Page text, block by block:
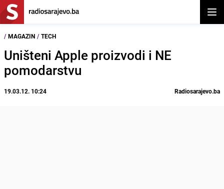
/ MAGAZIN / TECH
Uništeni Apple proizvodi i NE
pomodarstvu
19.03.12. 10:24 Radiosarajevo.ba